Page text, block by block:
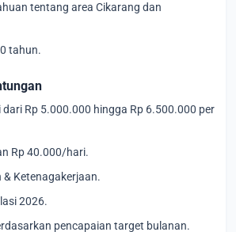
tentang area Cikarang dan
tahun.
dari Rp 5.000.000 hingga Rp 6.500.000 per
Rp 40.000/hari.
& Ketenagakerjaan.
2026.
pencapaian target bulanan.